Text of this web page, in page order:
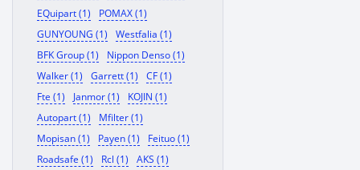
EQuipart (1)
POMAX (1)
GUNYOUNG (1)
Westfalia (1)
BFK Group (1)
Nippon Denso (1)
Walker (1)
Garrett (1)
CF (1)
Fte (1)
Janmor (1)
KOJIN (1)
Autopart (1)
Mfilter (1)
Mopisan (1)
Payen (1)
Feituo (1)
Roadsafe (1)
Rcl (1)
AKS (1)